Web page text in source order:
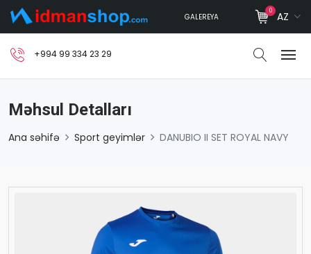
GALEREYA
0 AZ
+994 99 334 23 29
Məhsul Detalları
Ana səhifə Sport geyimlər DANUBIO II SET ROYAL NAVY